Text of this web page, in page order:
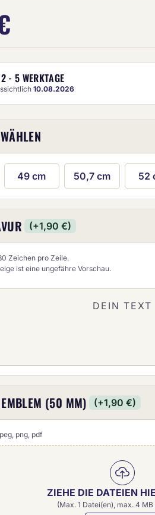
2 - 5 WERKTAGE
10.08.2026
49 cm 50,7 cm 52
(+1,90 €)
Zeichen pro Zeile.
ist eine ungefähre Vorschau.
EMBLEM (50 MM) (+1,90 €)
png, pdf
ZIEHE DIE DATEIEN
(Max. 1 Datei(en), max. 4